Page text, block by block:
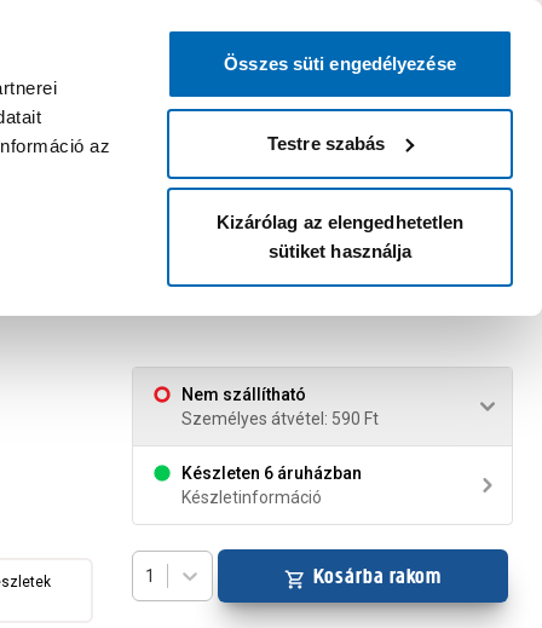
az
Összes süti engedélyezése
Testre szabás
Kizárólag az elengedhetetlen
sütiket használja
bejelentkezni?
Belépés Listáim
Áruházak és szolgáltatások
Nem szállítható
Személyes átvétel: 590 Ft
Készleten 6 áruházban
Készletinformáció
1 Kosárba rakom